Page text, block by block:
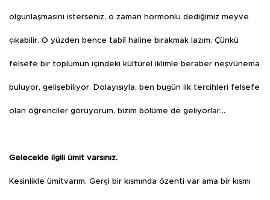
olgunlaşmasını isterseniz, o zaman hormonlu dediğimiz meyve
çıkabilir. O yüzden bence tabiî haline bırakmak lazım. Çünkü
felsefe bir toplumun içindeki kültürel iklimle beraber neşvünema
buluyor, gelişebiliyor. Dolayısıyla, ben bugün ilk tercihleri felsefe
olan öğrenciler görüyorum, bizim bölüme de geliyorlar…
Gelecekle ilgili ümit varsınız.
Kesinlikle ümitvarım. Gerçi bir kısmında özenti var ama bir kısmı